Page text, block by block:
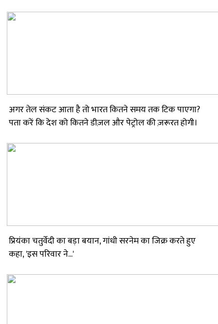
अगर तेल संकट आता है तो भारत कितने समय तक टिक पाएगा?
पता करें कि देश को कितने डीज़ल और पेट्रोल की ज़रूरत होगी।
प्रियंका चतुर्वेदी का बड़ा बयान, गांधी सरनेम का जिक्र करते हुए
कहा, 'इस परिवार ने...'